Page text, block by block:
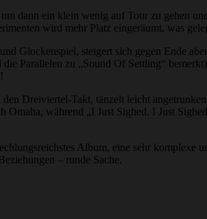
dann ein klein wenig auf Tour zu gehen
wird mehr Platz eingeräumt, was
Glockenspiel, steigert sich gegen Ende
Parallelen zu „Sound Of Settling“
Dreiviertel-Takt, tänzelt leicht
während „I Just Sighed. I Just
Album, eine sehr komplexe
– runde Sache.